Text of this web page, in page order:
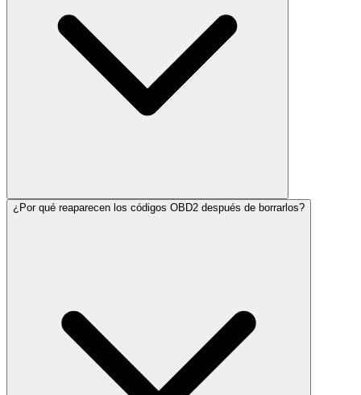
¿Por qué reaparecen los códigos OBD2 después de borrarlos?